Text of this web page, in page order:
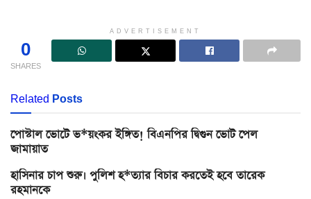
ADVERTISEMENT
0
SHARES
Related Posts
পোস্টাল ভোটে ভ*য়ংকর ইঙ্গিত! বিএনপির দ্বিগুন ভোট পেল
জামায়াত
হাসিনার চাপ শুরু। পুলিশ হ*ত্যার বিচার করতেই হবে তারেক
রহমানকে